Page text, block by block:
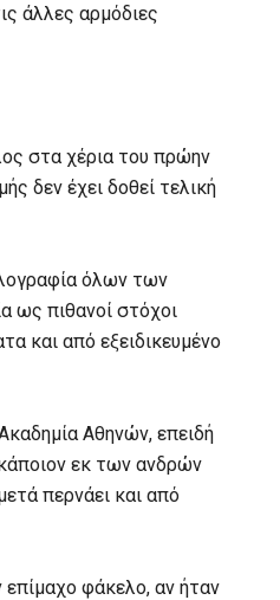
άλλες αρμόδιες
στα χέρια του πρώην
δεν έχει δοθεί τελική
όλων των
ως πιθανοί στόχοι
και από εξειδικευμένο
Αθηνών, επειδή
εκ των ανδρών
περνάει και από
επίμαχο φάκελο, αν ήταν